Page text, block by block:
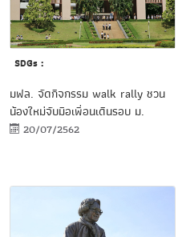
SDGs :
มฟล. จัดกิจกรรม walk rally ชวน
น้องใหม่จับมือเพื่อนเดินรอบ ม.
20/07/2562